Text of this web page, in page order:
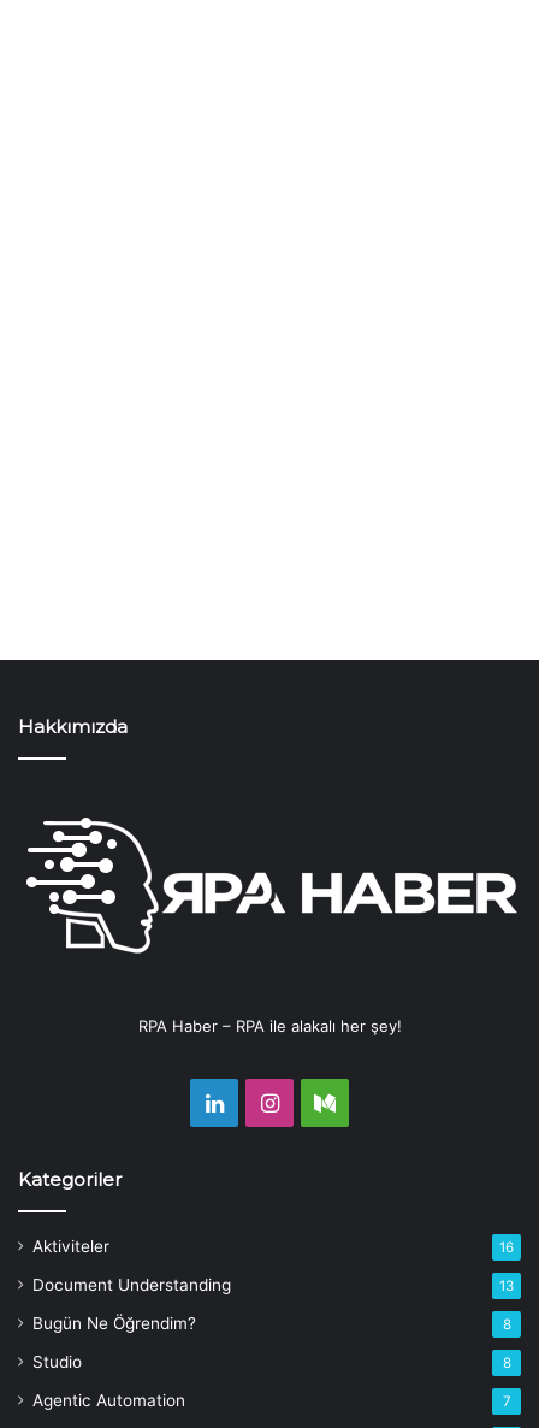
Hakkımızda
RPA Haber – RPA ile alakalı her şey!
LinkedInInstagramMedium
Kategoriler
Aktiviteler 16
Document Understanding 13
Bugün Ne Öğrendim? 8
Studio 8
Agentic Automation 7